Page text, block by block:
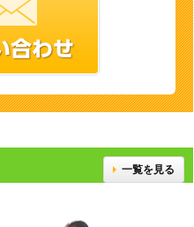
一覧を見る